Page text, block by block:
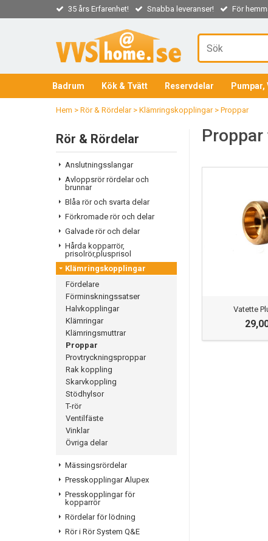
35 års Erfarenhet! Snabba leveranser! För
Badrum Kök & Tvätt Reservdelar
Hem > Rör & Rördelar> Klämringskopplingar> Proppar
Rör & Rördelar
Anslutningsslangar
Avloppsrör rördelar och
brunnar
Blåa rör och svarta delar
Förkromade rör och delar
Galvade rör och delar
Hårda kopparrör,
prisolrör,plusprisol
Klämringskopplingar
Fördelare
Förminskningssatser
Halvkopplingar
Klämringar
Klämringsmuttrar
Proppar
Provtryckningsproppar
Rak koppling
Skarvkoppling
Stödhylsor
T-rör
Ventilfäste
Vinklar
Övriga delar
Mässingsrördelar
Presskopplingar Alupex
Presskopplingar för
kopparrör
Rördelar för lödning
Rör i Rör System Q&E
Vatette